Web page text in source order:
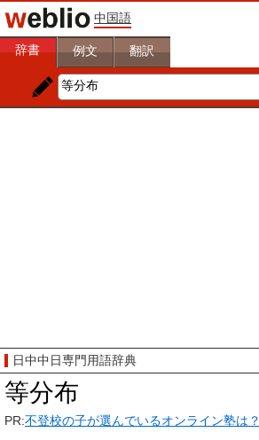
中国語
辞書 例文 翻訳
日中中日専門用語辞典
等分布
PR:不登校の子が選んでいるオンライン塾は？